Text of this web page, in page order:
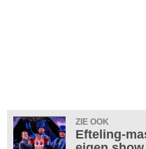
ZIE OOK
Efteling-